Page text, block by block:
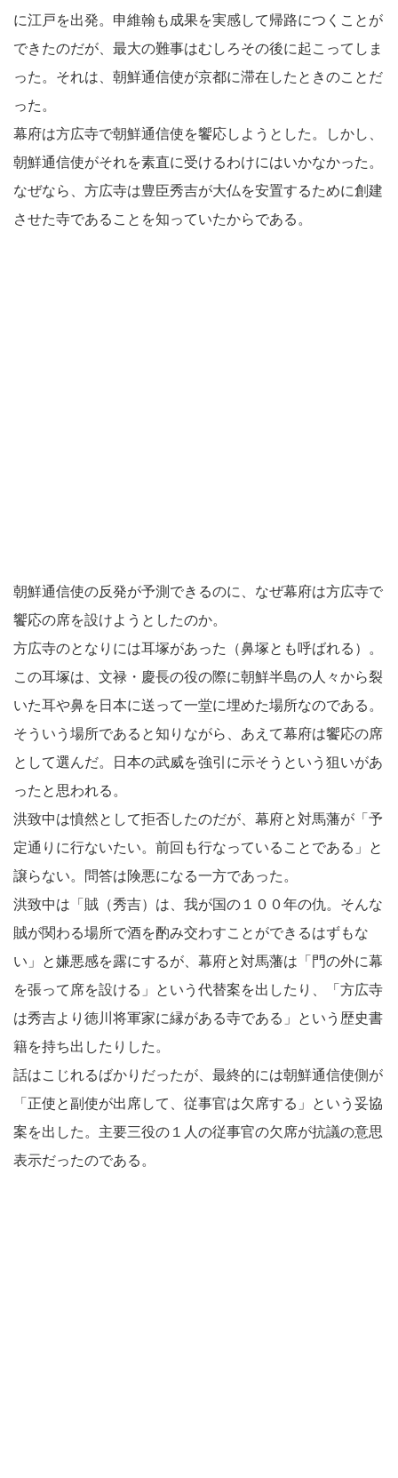
に江戸を出発。申維翰も成果を実感して帰路につくことが
できたのだが、最大の難事はむしろその後に起こってしま
った。それは、朝鮮通信使が京都に滞在したときのことだ
った。
幕府は方広寺で朝鮮通信使を饗応しようとした。しかし、
朝鮮通信使がそれを素直に受けるわけにはいかなかった。
なぜなら、方広寺は豊臣秀吉が大仏を安置するために創建
させた寺であることを知っていたからである。
朝鮮通信使の反発が予測できるのに、なぜ幕府は方広寺で
饗応の席を設けようとしたのか。
方広寺のとなりには耳塚があった（鼻塚とも呼ばれる）。
この耳塚は、文禄・慶長の役の際に朝鮮半島の人々から裂
いた耳や鼻を日本に送って一堂に埋めた場所なのである。
そういう場所であると知りながら、あえて幕府は饗応の席
として選んだ。日本の武威を強引に示そうという狙いがあ
ったと思われる。
洪致中は憤然として拒否したのだが、幕府と対馬藩が「予
定通りに行ないたい。前回も行なっていることである」と
譲らない。問答は険悪になる一方であった。
洪致中は「賊（秀吉）は、我が国の１００年の仇。そんな
賊が関わる場所で酒を酌み交わすことができるはずもな
い」と嫌悪感を露にするが、幕府と対馬藩は「門の外に幕
を張って席を設ける」という代替案を出したり、「方広寺
は秀吉より徳川将軍家に縁がある寺である」という歴史書
籍を持ち出したりした。
話はこじれるばかりだったが、最終的には朝鮮通信使側が
「正使と副使が出席して、従事官は欠席する」という妥協
案を出した。主要三役の１人の従事官の欠席が抗議の意思
表示だったのである。